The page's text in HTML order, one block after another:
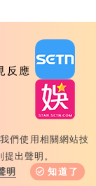
反應
All Rights
舊宗路一段159
們使用相關網站技
出聲明。
明
知道了